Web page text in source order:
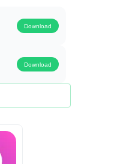
Download
Download